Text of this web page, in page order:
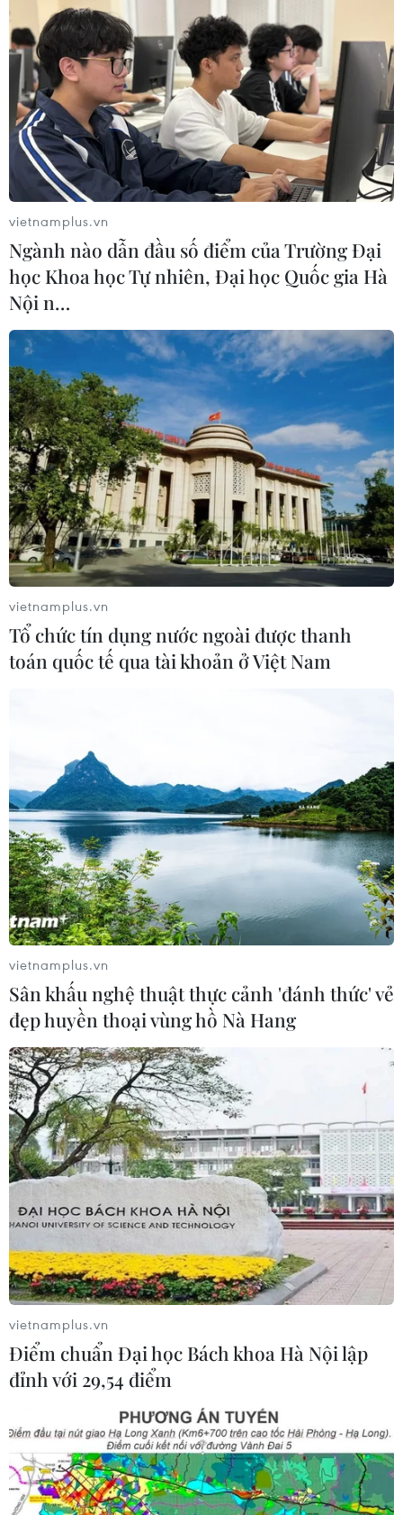
(237 triệu USD), cho thấy sự phát triển nhanh chóng của
lĩnh vực hàng không vũ trụ tại nước này.
vietnamplus.vn
Ngành nào dẫn đầu số điểm của Trường Đại
học Khoa học Tự nhiên, Đại học Quốc gia Hà
Nội n…
vietnamplus.vn
Tổ chức tín dụng nước ngoài được thanh
toán quốc tế qua tài khoản ở Việt Nam
vietnamplus.vn
Sân khấu nghệ thuật thực cảnh 'đánh thức' vẻ
đẹp huyền thoại vùng hồ Nà Hang
vietnamplus.vn
Điểm chuẩn Đại học Bách khoa Hà Nội lập
đỉnh với 29,54 điểm